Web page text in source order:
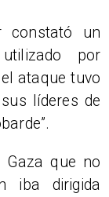
constató un
por
ataque tuvo
líderes de
Gaza que no
iba dirigida